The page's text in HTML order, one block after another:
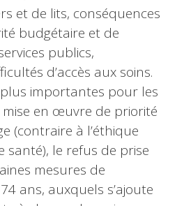
et de lits, conséquences
budgétaire et de
publics,
d’accès aux soins.
importantes pour les
mise en œuvre de priorité
(contraire à l’éthique
santé), le refus de prise
mesures de
ans, auxquels s’ajoute